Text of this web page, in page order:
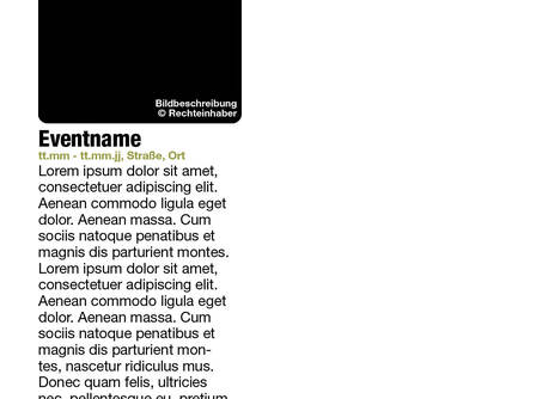
REISEFÜHRER
REISEMAGAZINE